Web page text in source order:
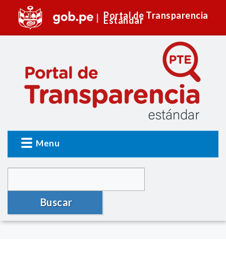
Portal de Transparencia
Estándar
Menu
Buscar